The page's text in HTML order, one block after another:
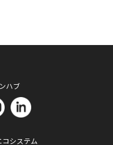
ハブ
システム